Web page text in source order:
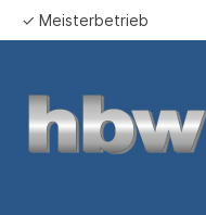
Zur
✓ Meisterbetrieb